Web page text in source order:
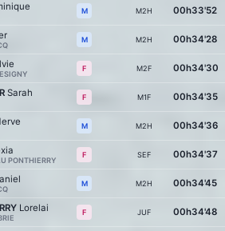
M M2H 00h33'52
M M2H 00h34'28
F M2F 00h34'30
Sarah F M1F 00h34'35
M M2H 00h34'36
PONTHIERRY
F SEF 00h34'37
M M2H 00h34'45
Lorelai F JUF 00h34'48